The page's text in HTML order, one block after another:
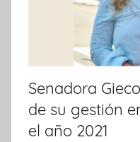
Senadora
de su gestión
el año 2021